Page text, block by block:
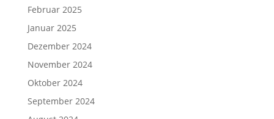
Februar 2025
Januar 2025
Dezember 2024
November 2024
Oktober 2024
September 2024